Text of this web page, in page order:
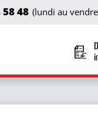
58 48 (lundi au